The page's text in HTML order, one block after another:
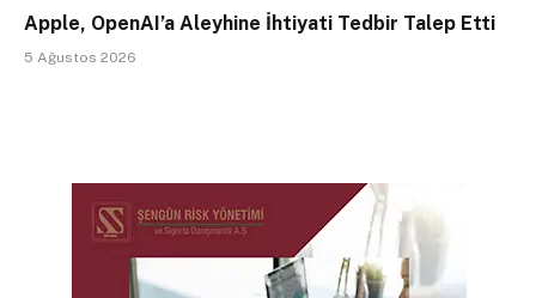
Apple, OpenAI’a Aleyhine İhtiyati Tedbir Talep Etti
5 Ağustos 2026